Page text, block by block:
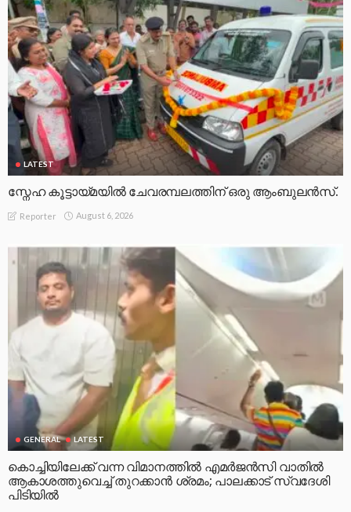
LATEST
സ്നേഹ കൂട്ടായ്മയിൽ ചേവരമ്പലത്തിന് ഒരു ആംബുലൻസ്.
Reporter August 6, 2026
GENERAL LATEST
കൊച്ചിയിലേക്ക് വന്ന വിമാനത്തിൽ എമർജൻസി വാതിൽ
ആകാശത്തുവെച്ച് തുറക്കാൻ ശ്രമം; പാലക്കാട് സ്വദേശി
പിടിയിൽ